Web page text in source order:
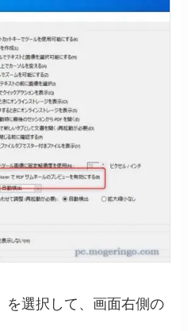
を選択して、画面右側の